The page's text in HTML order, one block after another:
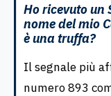
Ho ricevuto un
nome del mio
è una truffa?
Il segnale più
numero 893